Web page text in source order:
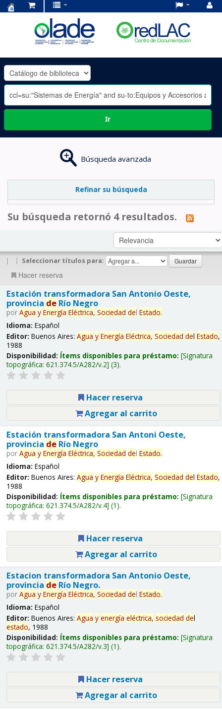
OLADE
-
Ir
Búsqueda avanzada
Refinar su búsqueda
Su búsqueda retornó 4 resultados.
| | Seleccionar títulos para:
Hacer reserva
Estación transformadora San Antonio Oeste,
provincia deRío Negro
por Agua y Energía Eléctrica, Sociedad del Estado.
Idioma: Español
Editor: Buenos Aires: Agua y Energía Eléctrica, Sociedad del Estado,
1988
Disponibilidad: Ítems disponibles para préstamo: Signatura
topográfica: 621.374.5/A282/v.2 (3).
Hacer reserva
Agregar al carrito
Estación transformadora San Antoni Oeste,
provincia deRío Negro
por Agua y Energía Eléctrica, Sociedad del Estado.
Idioma: Español
Editor: Buenos Aires: Agua y Energía Eléctrica, Sociedad del Estado,
1988
Disponibilidad: Ítems disponibles para préstamo: Signatura
topográfica: 621.374.5/A282/v.4 (1).
Hacer reserva
Agregar al carrito
Estacion transformadora San Antonio Oeste,
provincia deRío Negro.
por Agua y Energía Eléctrica, Sociedad del Estado.
Idioma: Español
Editor: Buenos Aires: Agua y energía eléctrica, sociedad del
estado, 1988
Disponibilidad: Ítems disponibles para préstamo: Signatura
topográfica: 621.374.5/A282/v.3 (1).
Hacer reserva
Agregar al carrito